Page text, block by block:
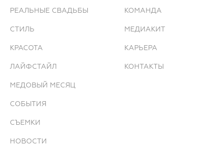
РЕАЛЬНЫЕ СВАДЬБЫ
СТИЛЬ
КРАСОТА
ЛАЙФСТАЙЛ
МЕДОВЫЙ МЕСЯЦ
СОБЫТИЯ
СЪЕМКИ
НОВОСТИ
КОМАНДА
МЕДИАКИТ
КАРЬЕРА
КОНТАКТЫ